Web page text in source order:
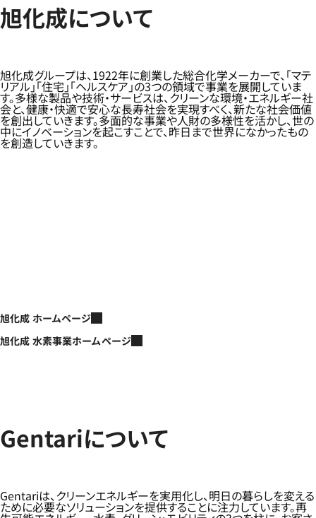
旭化成について
旭化成グループは、1922年に創業した総合化学メーカーで、「マテ
リアル」「住宅」「ヘルスケア」の3つの領域で事業を展開していま
す。多様な製品や技術・サービスは、クリーンな環境・エネルギー社
会と、健康・快適で安心な長寿社会を実現すべく、新たな社会価値
を創出していきます。多面的な事業や人財の多様性を活かし、世の
中にイノベーションを起こすことで、昨日まで世界になかったもの
を創造していきます。
旭化成 ホームページ
旭化成 水素事業ホームページ
Gentariについて
Gentariは、クリーンエネルギーを実用化し、明日の暮らしを変える
ために必要なソリューションを提供することに注力しています。再